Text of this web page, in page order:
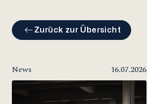
Zurück zur Übersicht
News 16.07.2026